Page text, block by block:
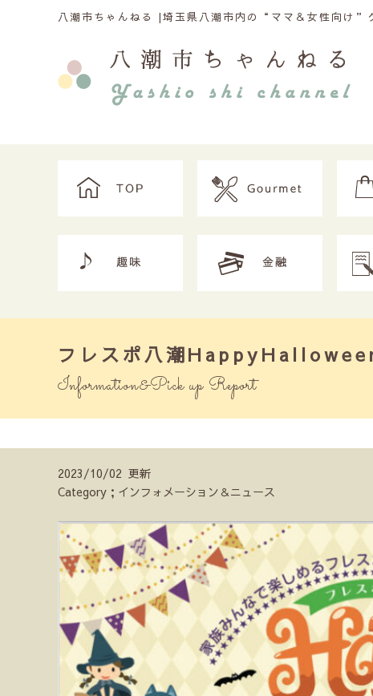
八潮市ちゃんねる |埼玉県八潮市内の“ママ＆女性向け”
フレスポ八潮
Information&Pick up Report
2023/10/02 更新
Category；インフォメーション＆ニュース